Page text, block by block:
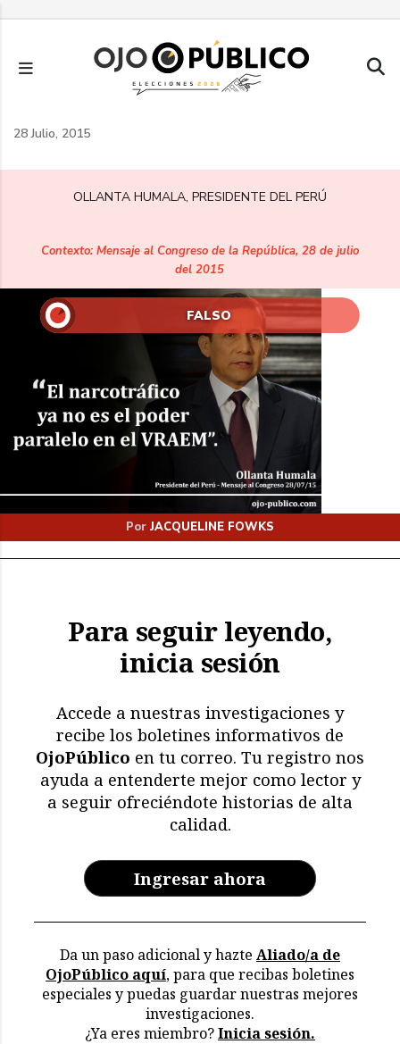
principal
28 Julio, 2015
FALSO
Por JACQUELINE FOWKS
OLLANTA HUMALA, PRESIDENTE DEL PERÚ
Contexto: Mensaje al Congreso de la República, 28 de julio
del 2015
Para seguir leyendo,
inicia sesión
Accede a nuestras investigaciones y
recibe los boletines informativos de
OjoPúblico en tu correo. Tu registro nos
ayuda a entenderte mejor como lector y
a seguir ofreciéndote historias de alta
calidad.
Ingresar ahora
Da un paso adicional y hazte Aliado/a de
OjoPúblico aquí, para que recibas boletines
especiales y puedas guardar nuestras mejores
investigaciones.
¿Ya eres miembro?Inicia sesión.